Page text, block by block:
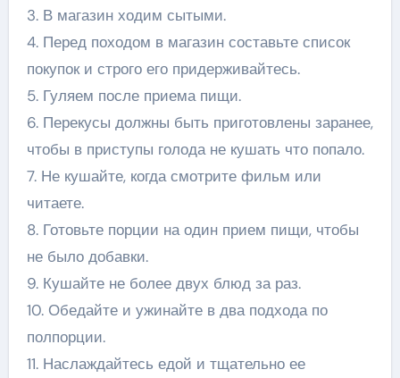
3. В магазин ходим сытыми.
4. Перед походом в магазин составьте список
покупок и строго его придерживайтесь.
5. Гуляем после приема пищи.
6. Перекусы должны быть приготовлены заранее,
чтобы в приступы голода не кушать что попало.
7. Не кушайте, когда смотрите фильм или
читаете.
8. Готовьте порции на один прием пищи, чтобы
не было добавки.
9. Кушайте не более двух блюд за раз.
10. Обедайте и ужинайте в два подхода по
полпорции.
11. Наслаждайтесь едой и тщательно ее